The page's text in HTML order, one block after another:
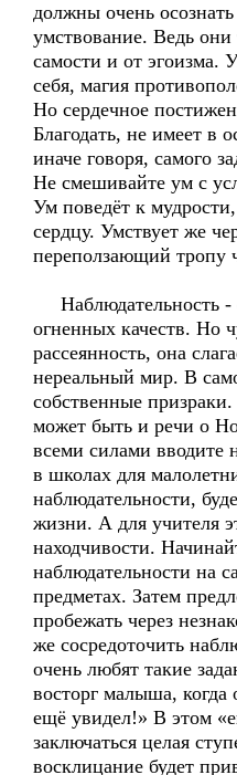
должны очень
умствование. Ведь они
самости и от эгоизма.
себя, магия
Но сердечное
Благодать, не имеет в
иначе говоря, самого
Не смешивайте ум с
Ум поведёт к
сердцу. Умствует же
переползающий
Наблюдательность -
огненных качеств. Но
рассеянность, она
нереальный мир. В
собственные
может быть и речи о
всеми силами вводите
в школах для
наблюдательности,
жизни. А для учителя
находчивости.
наблюдательности на
предметах. Затем
пробежать через
же сосредоточить
очень любят такие
восторг малыша,
ещё увидел!» В этом
заключаться целая
восклицание будет